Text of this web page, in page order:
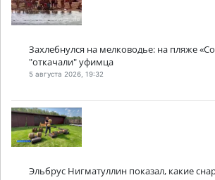
Захлебнулся на мелководье: на пляже
"откачали" уфимца
5 августа 2026, 19:32
Эльбрус Нигматуллин показал, какие